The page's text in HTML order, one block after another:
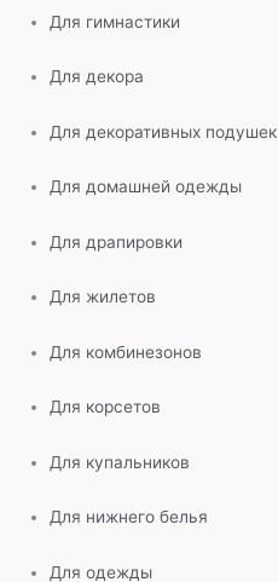
Для гимнастики
Для декора
Для декоративных подушек
Для домашней одежды
Для драпировки
Для жилетов
Для комбинезонов
Для корсетов
Для купальников
Для нижнего белья
Для одежды